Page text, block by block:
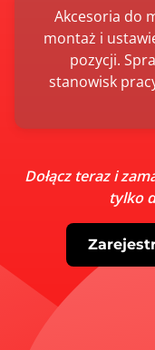
Akcesoria do
montaż i
pozycji.
stanowisk
Dołącz teraz i
tylko